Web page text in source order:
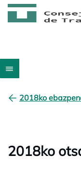
2018ko
2018ko